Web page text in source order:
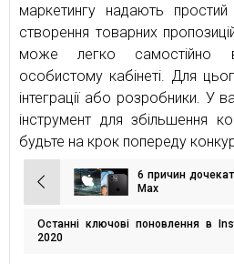
маркетингу надають простий
створення товарних
може легко самостійно
особистому кабінеті. Для
інтеграції або розробники. У
інструмент для збільшення
будьте на крок попереду
Навігація
записів
6 причин
Max
Останні ключові поновлення в
2020